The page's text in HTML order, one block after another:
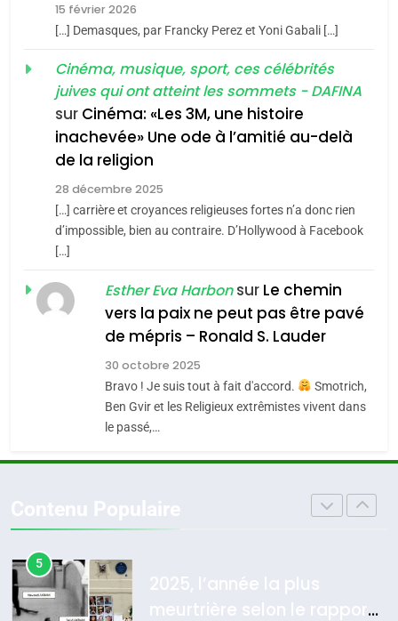
meurtrière selon le
rapport d’ADL contre
l’antisémitisme
FRANCE
6
FIÈRE, DIGNE ET RÉSILIENTE :
Zrihen-Dvir
CE QUI NOUS MANQUE –
JUDAISME
Maroc : Les amandes de
Tafraout, le miel de Tadla
Azilal consacrés produits
du terroir
DAFINA MAROC
15 février 2026
[…] Demasques, par Francky Perez et Yoni Gabali […]
Cinéma, musique, sport, ces célébrités
juives qui ont atteint les sommets - DAFINA
sur Cinéma: «Les 3M, une histoire
inachevée» Une ode à l’amitié au-delà
de la religion
28 décembre 2025
[…] carrière et croyances religieuses fortes n’a donc rien
d’impossible, bien au contraire. D’Hollywood à Facebook
[…]
Esther Eva Harbonsur Le chemin
vers la paix ne peut pas être pavé
de mépris – Ronald S. Lauder
30 octobre 2025
Bravo ! Je suis tout à fait d'accord.
Smotrich,
Ben Gvir et les Religieux extrêmistes vivent dans
le passé,…
Tafraout, le miel de Tadla
du terroir
Oeil ravageur – Vanessa De
Loya Stauber
CINEMA
«Tu dis génocide, je dis
chanson de Boy George
ISRAÉL JUDAISME
Tout sur la Nostalgie
SOUVENIRS
Accords d’Isaac: l’alliance
pourrait s’étendre à 13 pays
5
meurtrière selon le rapport